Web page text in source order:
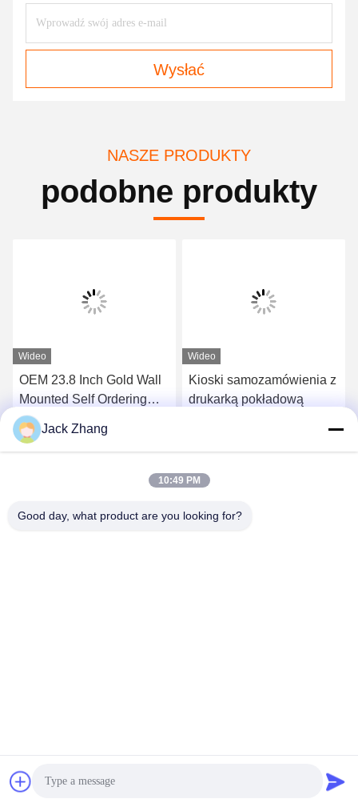
Wysłać
NASZE PRODUKTY
podobne produkty
Wideo
OEM 23.8 Inch Gold Wall
Mounted Self Ordering
Kiosk Z Podtrzymującym
Android/Windows
Uzyskaj najlepszą cenę
Wideo
Kioski samozamówienia z
drukarką pokładową
autorskie © 2014-2026 Shenzhen Lean Kiosk Systems Co., Ltd. . Wszelkie
Jack Zhang
10:49 PM
Good day, what product are you looking for?